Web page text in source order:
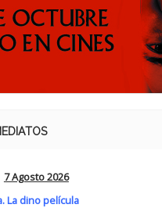
7 Agosto 2026
La dino película